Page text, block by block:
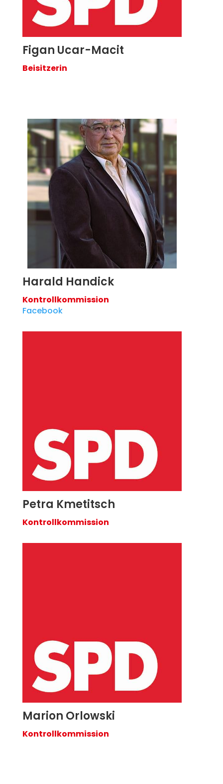
Figan Ucar-Macit
Beisitzerin
Harald Handick
Kontrollkommission
Facebook
Petra Kmetitsch
Kontrollkommission
Marion Orlowski
Kontrollkommission